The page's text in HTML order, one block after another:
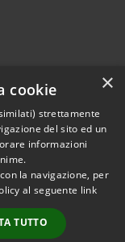
© 2026 • Comune di
Lunigiana • Powered
Accesso
×
cookie
strettamente
del sito ed un
informazioni
la navigazione, per
al seguente link
TUTTO